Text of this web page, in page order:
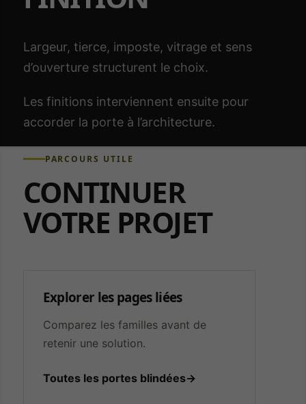
Largeur, tierce, imposte, vitrage et sens
d’ouverture structurent le choix.
Les finitions interviennent ensuite pour
accorder la porte à l’architecture.
PARCOURS UTILE
CONTINUER
VOTRE PROJET
Explorer les pages liées
Comparez les familles avant de
retenir une solution.
Toutes les portes blindées→
envois
Marketing
Permet des
publicitaires
Aucun
service
marketing
n’est